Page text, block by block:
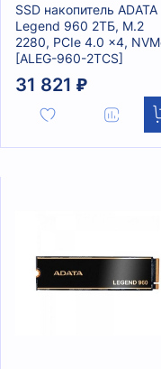
SSD накопитель ADATA
Legend 960 2ТБ, M.2
2280, PCIe 4.0 x4,
[ALEG-960-2TCS]
31 821 ₽